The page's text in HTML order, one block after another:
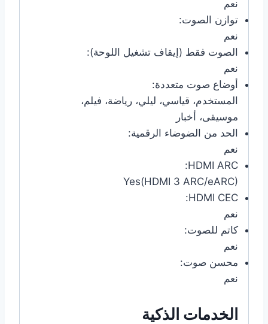
نعم
توازن الصوت:
نعم
الصوت فقط (إيقاف تشغيل اللوحة):
نعم
أوضاع صوت متعددة:
المستخدم، قياسي، ليلي، رياضة، فيلم،
موسيقى، أخبار
الحد من الضوضاء الرقمية:
نعم
HDMI ARC:
Yes(HDMI 3 ARC/eARC)
HDMI CEC:
نعم
كاتم للصوت:
نعم
محسن صوت:
نعم
الخدمات الذكية